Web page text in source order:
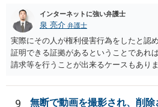
インターネットに強い弁護士
泉 亮介 弁護士
実際にその人が権利侵害行為をしたと認
証明できる証拠があるということであれ
請求等を行うことが出来るケースもあり
に個別に相談されると良いでしょう。
9
無断で動画を撮影され、削